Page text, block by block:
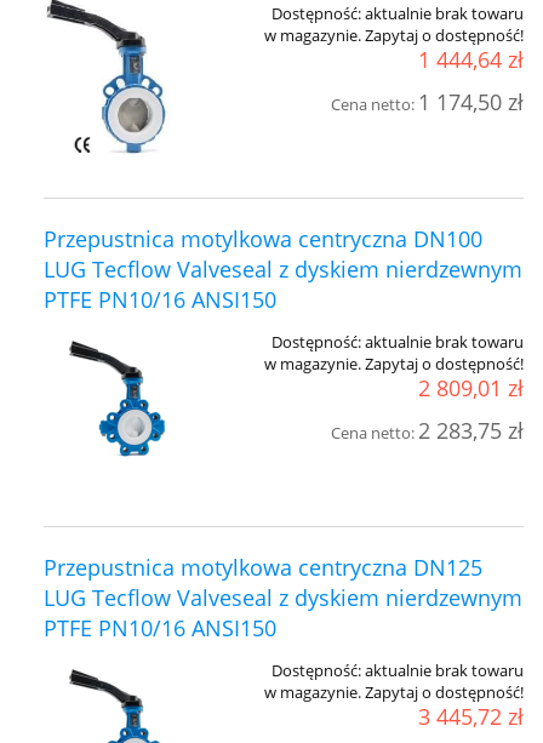
Dostępność:aktualnie brak towaru
w magazynie. Zapytaj o dostępność!
1 444,64 zł
Cena netto: 1 174,50 zł
Przepustnica motylkowa centryczna DN100
LUG Tecflow Valveseal z dyskiem nierdzewnym
PTFE PN10/16 ANSI150
Dostępność:aktualnie brak towaru
w magazynie. Zapytaj o dostępność!
2 809,01 zł
Cena netto: 2 283,75 zł
Przepustnica motylkowa centryczna DN125
LUG Tecflow Valveseal z dyskiem nierdzewnym
PTFE PN10/16 ANSI150
Dostępność:aktualnie brak towaru
w magazynie. Zapytaj o dostępność!
3 445,72 zł